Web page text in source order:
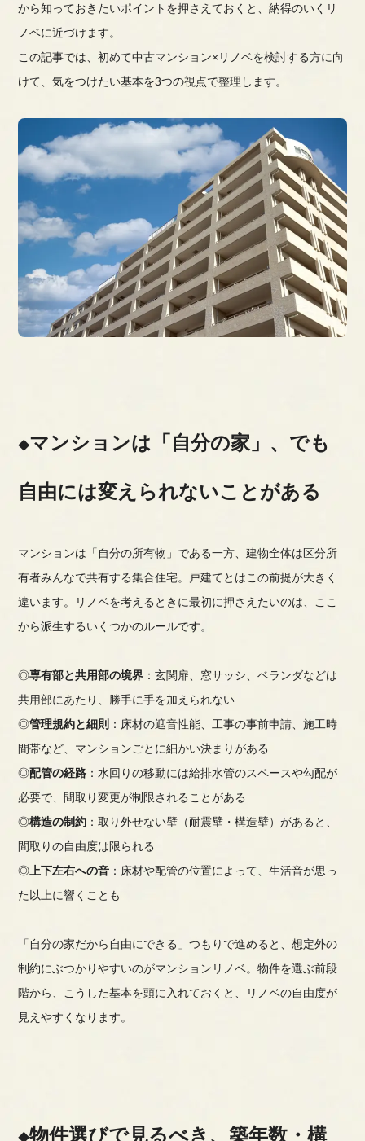
から知っておきたいポイントを押さえておくと、納得のいくリ
ノベに近づけます。
この記事では、初めて中古マンション×リノベを検討する方に向
けて、気をつけたい基本を3つの視点で整理します。
マンションは「自分の家」、でも
自由には変えられないことがある
マンションは「自分の所有物」である一方、建物全体は区分所
有者みんなで共有する集合住宅。戸建てとはこの前提が大きく
違います。リノベを考えるときに最初に押さえたいのは、ここ
から派生するいくつかのルールです。
◎専有部と共用部の境界 ：玄関扉、窓サッシ、ベランダなどは
共用部にあたり、勝手に手を加えられない
◎管理規約と細則 ：床材の遮音性能、工事の事前申請、施工時
間帯など、マンションごとに細かい決まりがある
◎配管の経路 ：水回りの移動には給排水管のスペースや勾配が
必要で、間取り変更が制限されることがある
◎構造の制約 ：取り外せない壁（耐震壁・構造壁）があると、
間取りの自由度は限られる
◎ 上下左右への音 ：床材や配管の位置によって、生活音が思っ
た以上に響くことも
「自分の家だから自由にできる」つもりで進めると、想定外の
制約にぶつかりやすいのがマンションリノベ。物件を選ぶ前段
階から、こうした基本を頭に入れておくと、リノベの自由度が
見えやすくなります。
物件選びで見るべき、築年数・構